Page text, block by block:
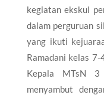
kegiatan ekskul
dalam perguruan
yang ikuti
Ramadani kelas
Kepala MTsN 3
menyambut